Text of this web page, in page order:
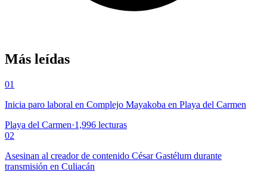
Más leídas
01
Inicia paro laboral en Complejo Mayakoba en Playa del Carmen
Playa del Carmen·1,996 lecturas
02
Asesinan al creador de contenido César Gastélum durante
transmisión en Culiacán